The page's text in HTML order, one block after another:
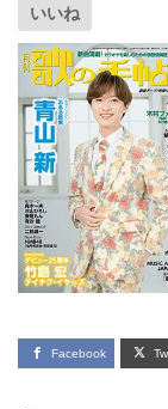
いいね
Facebook